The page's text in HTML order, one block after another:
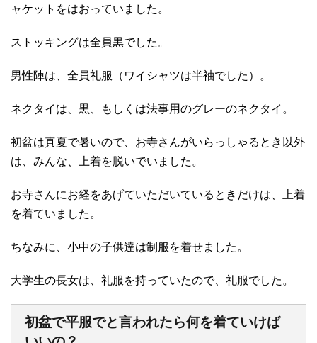
ャケットをはおっていました。
ストッキングは全員黒でした。
男性陣は、全員礼服（ワイシャツは半袖でした）。
ネクタイは、黒、もしくは法事用のグレーのネクタイ。
初盆は真夏で暑いので、お寺さんがいらっしゃるとき以外
は、みんな、上着を脱いでいました。
お寺さんにお経をあげていただいているときだけは、上着
を着ていました。
ちなみに、小中の子供達は制服を着せました。
大学生の長女は、礼服を持っていたので、礼服でした。
初盆で平服でと言われたら何を着ていけば